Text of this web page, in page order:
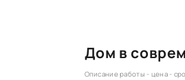
Дом в
Описание работы - цена -